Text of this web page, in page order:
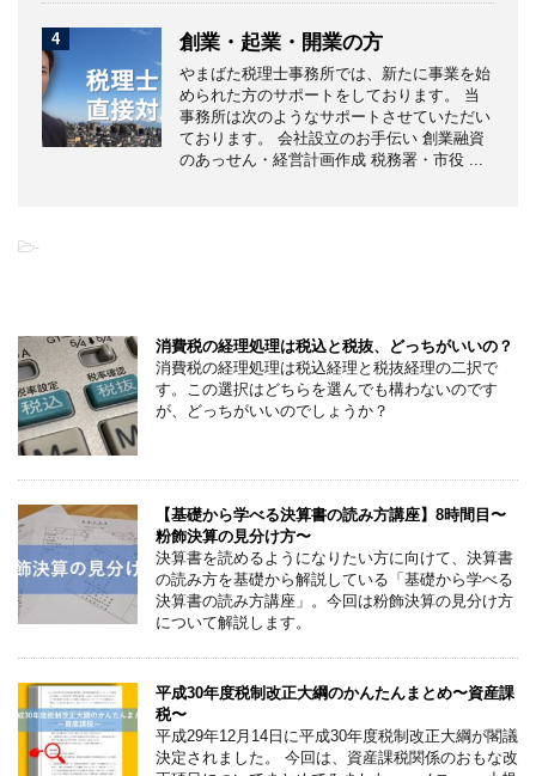
4 創業・起業・開業の方
やまばた税理士事務所では、新たに事業を始
められた方のサポートをしております。 当
事務所は次のようなサポートさせていただい
ております。 会社設立のお手伝い 創業融資
のあっせん・経営計画作成 税務署・市役 ...
-
消費税の経理処理は税込と税抜、どっちがいいの？
消費税の経理処理は税込経理と税抜経理の二択で
す。この選択はどちらを選んでも構わないのです
が、どっちがいいのでしょうか？
【基礎から学べる決算書の読み方講座】8時間目〜
粉飾決算の見分け方〜
決算書を読めるようになりたい方に向けて、決算書
の読み方を基礎から解説している「基礎から学べる
決算書の読み方講座」。今回は粉飾決算の見分け方
について解説します。
平成30年度税制改正大綱のかんたんまとめ〜資産課
税〜
平成29年12月14日に平成30年度税制改正大綱が閣議
決定されました。 今回は、資産課税関係のおもな改